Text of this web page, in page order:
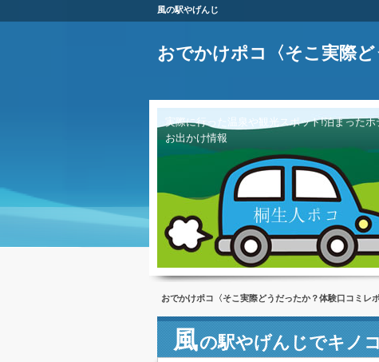
風の駅やげんじ
おでかけポコ〈そこ実際ど
実際に行った温泉や観光スポット!泊まった
お出かけ情報
おでかけポコ〈そこ実際どうだったか？体験口コミレポ
風の駅やげんじでキノ